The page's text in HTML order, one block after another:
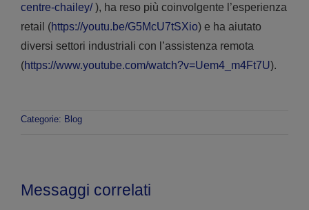
centre-chailey/), ha reso più coinvolgente l’esperienza
retail (https://youtu.be/G5McU7tSXio) e ha aiutato
diversi settori industriali con l’assistenza remota
(https://www.youtube.com/watch?v=Uem4_m4Ft7U).
Categorie: Blog
Messaggi correlati